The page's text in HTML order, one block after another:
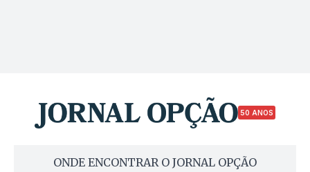
50 ANOS
ONDE ENCONTRAR O JORNAL OPÇÃO